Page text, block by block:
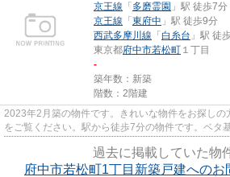
京王線 「 多磨霊園 」駅 徒歩7分
京王線 「 東府中 」駅 徒歩9分
西武多摩川線 「 白糸台 」駅 徒
東京都府中市若松町 １丁目
-
築年数：新築
階数：2階建
2023年2月築の物件です。きれいな物件をお探し
をご覧ください。駅から徒歩7分の物件です。ベタ
過去に掲載していた物
府中市若松町1丁目新築戸建へのお